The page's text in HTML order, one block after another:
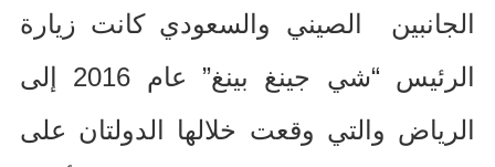
الجانبين الصيني والسعودي كانت زيارة
الرئيس “شي جينغ بينغ” عام 2016
إلى
الرياض والتي وقعت خلالها الدولتان على